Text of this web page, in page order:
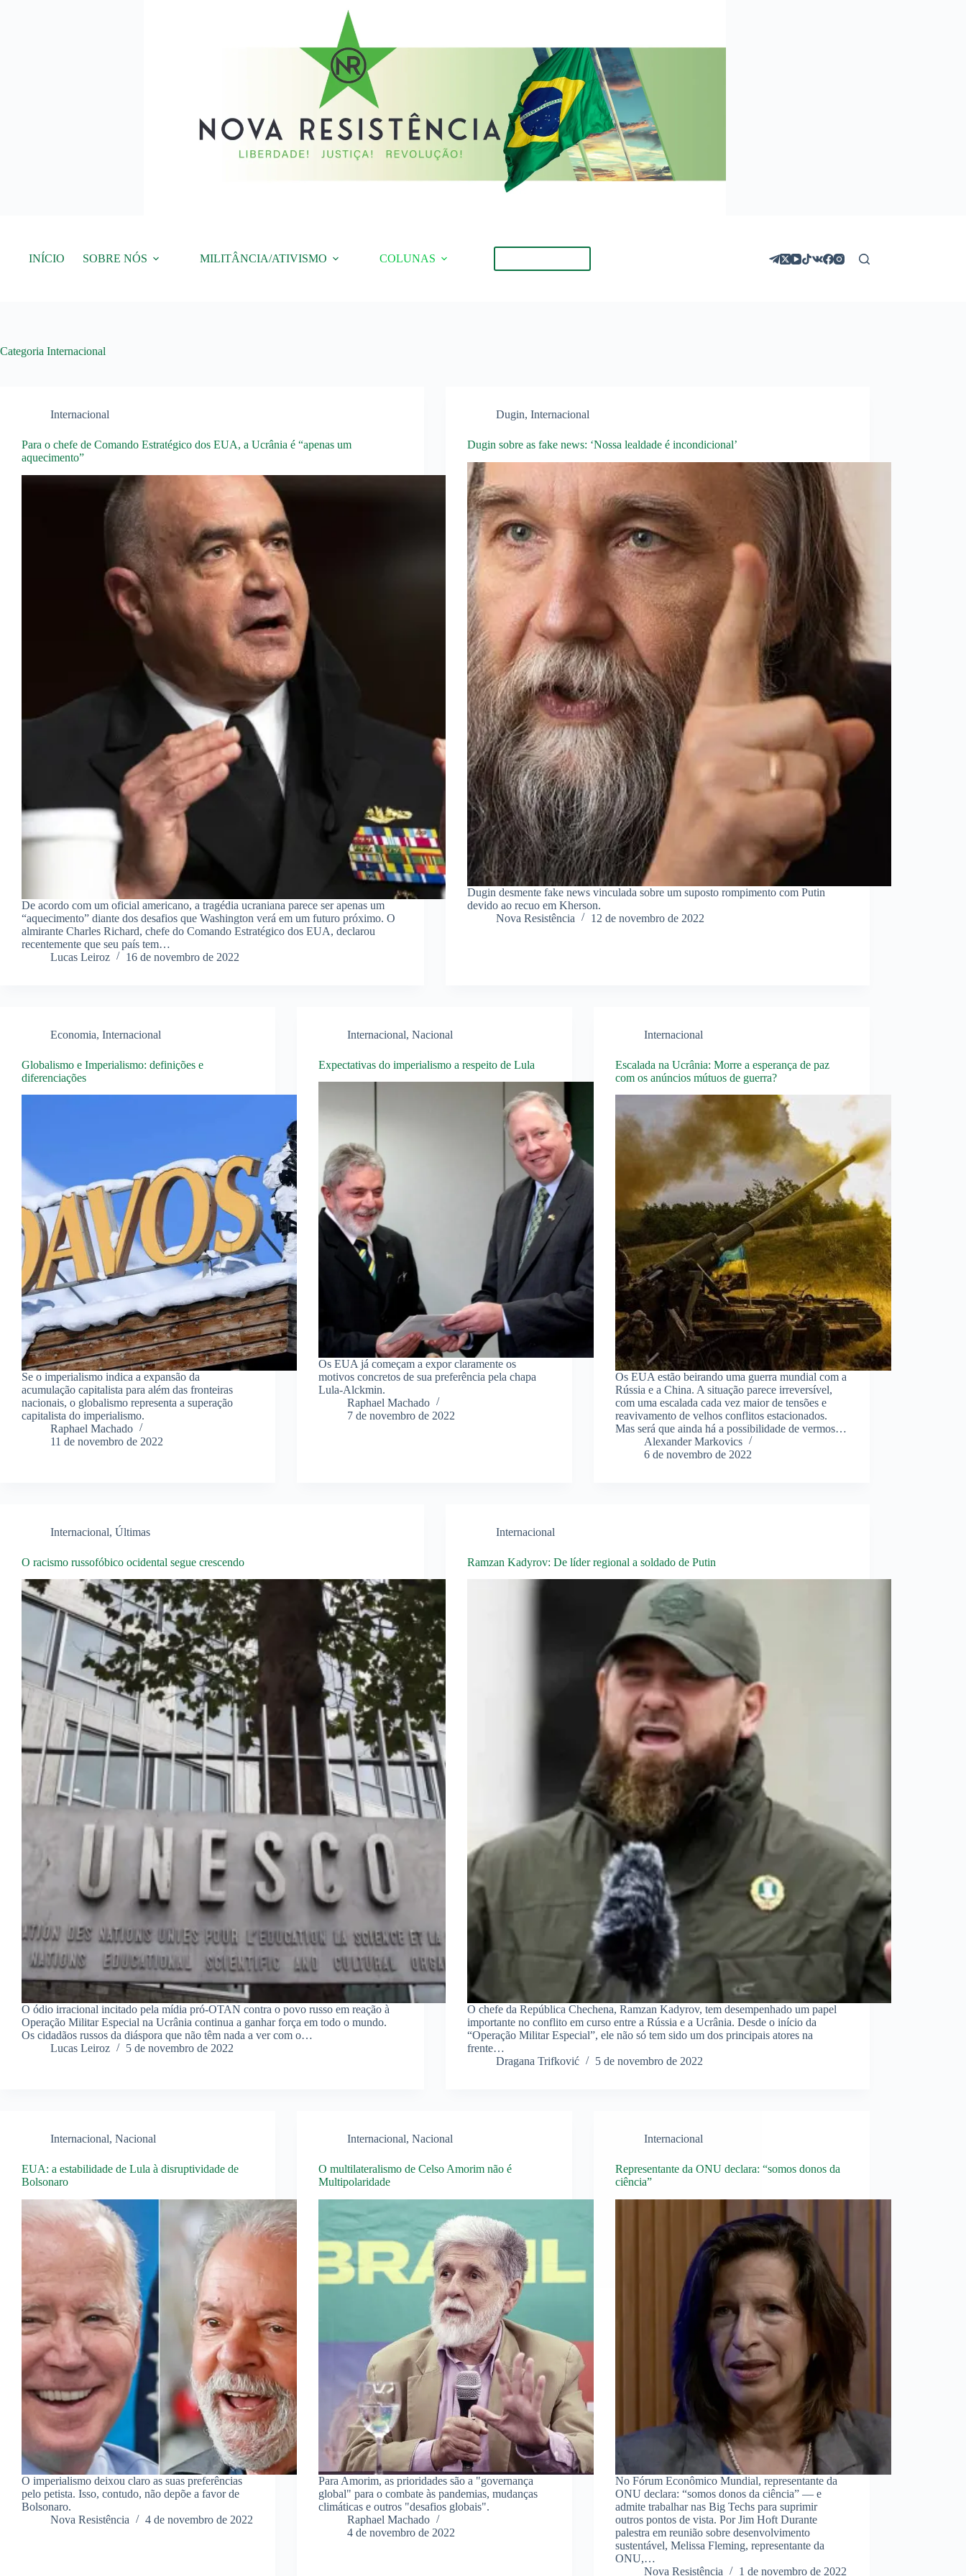
INÍCIO SOBRE NÓS MILITÂNCIA/ATIVISMO COLUNAS
Categoria Internacional
Internacional
Para o chefe de Comando Estratégico dos EUA, a Ucrânia é “apenas um
aquecimento”
De acordo com um oficial americano, a tragédia ucraniana parece ser apenas um
“aquecimento” diante dos desafios que Washington verá em um futuro próximo. O
almirante Charles Richard, chefe do Comando Estratégico dos EUA, declarou
recentemente que seu país tem…
Lucas Leiroz
16 de novembro de 2022
Dugin, Internacional
Dugin sobre as fake news: ‘Nossa lealdade é incondicional’
Dugin desmente fake news vinculada sobre um suposto rompimento com Putin
devido ao recuo em Kherson.
Nova Resistência
12 de novembro de 2022
Economia, Internacional
Globalismo e Imperialismo: definições e
diferenciações
Se o imperialismo indica a expansão da
acumulação capitalista para além das fronteiras
nacionais, o globalismo representa a superação
capitalista do imperialismo.
Raphael Machado
11 de novembro de 2022
Internacional,Nacional
Expectativas do imperialismo a respeito de Lula
Os EUA já começam a expor claramente os
motivos concretos de sua preferência pela chapa
Lula-Alckmin.
Raphael Machado
7 de novembro de 2022
Internacional
Escalada na Ucrânia: Morre a esperança de paz
com os anúncios mútuos de guerra?
Os EUA estão beirando uma guerra mundial com a
Rússia e a China. A situação parece irreversível,
com uma escalada cada vez maior de tensões e
reavivamento de velhos conflitos estacionados.
Mas será que ainda há a possibilidade de vermos…
Alexander Markovics
6 de novembro de 2022
Internacional, Últimas
O racismo russofóbico ocidental segue crescendo
O ódio irracional incitado pela mídia pró-OTAN contra o povo russo em reação à
Operação Militar Especial na Ucrânia continua a ganhar força em todo o mundo.
Os cidadãos russos da diáspora que não têm nada a ver com o…
Lucas Leiroz
5 de novembro de 2022
Internacional
Ramzan Kadyrov: De líder regional a soldado de Putin
O chefe da República Chechena, Ramzan Kadyrov, tem desempenhado um papel
importante no conflito em curso entre a Rússia e a Ucrânia. Desde o início da
“Operação Militar Especial”, ele não só tem sido um dos principais atores na
frente…
Dragana Trifković
5 de novembro de 2022
Internacional, Nacional
EUA: a estabilidade de Lula à disruptividade de
Bolsonaro
O imperialismo deixou claro as suas preferências
pelo petista. Isso, contudo, não depõe a favor de
Bolsonaro.
Nova Resistência
4 de novembro de 2022
Internacional,Nacional
O multilateralismo de Celso Amorim não é
Multipolaridade
Para Amorim, as prioridades são a "governança
global" para o combate às pandemias, mudanças
climáticas e outros "desafios globais".
Raphael Machado
4 de novembro de 2022
Internacional
Representante da ONU declara: “somos donos da
ciência”
No Fórum Econômico Mundial, representante da
ONU declara: “somos donos da ciência” — e
admite trabalhar nas Big Techs para suprimir
outros pontos de vista. Por Jim Hoft Durante
palestra em reunião sobre desenvolvimento
sustentável, Melissa Fleming, representante da
ONU,…
Nova Resistência
1 de novembro de 2022